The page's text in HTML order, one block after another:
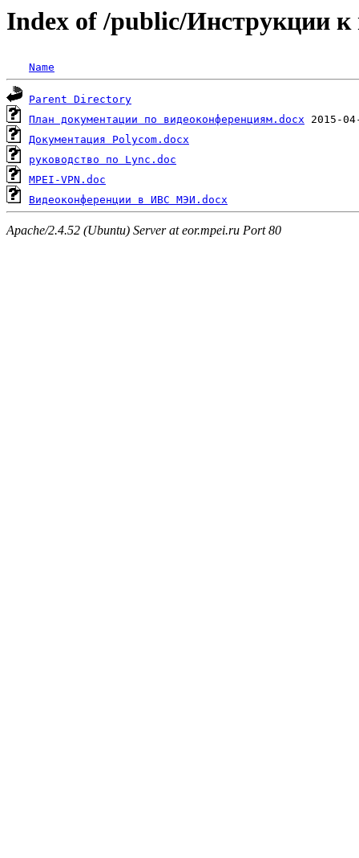
Index of /public/Инструкции
Name
Parent Directory
План документации по видеоконференциям.docx
Документация Polycom.docx
руководство по Lync.doc
MPEI-VPN.doc
Видеоконференции в ИВС МЭИ.docx
Apache/2.4.52 (Ubuntu) Server at eor.mpei.ru Port 80